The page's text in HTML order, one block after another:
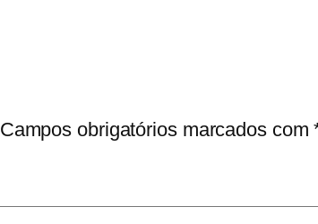
Campos obrigatórios marcados com